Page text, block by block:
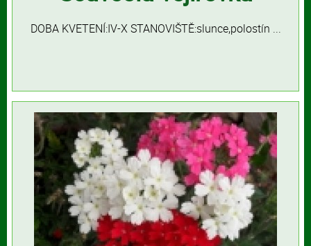
DOBA KVETENÍ:IV-X STANOVIŠTĚ:slunce,polostín ...